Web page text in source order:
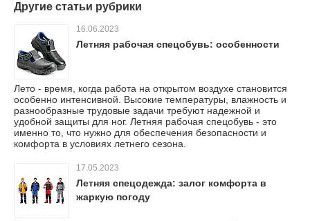
Другие статьи рубрики
16.06.2023
Летняя рабочая спецобувь: особенности
Лето - время, когда работа на открытом воздухе становится
особенно интенсивной. Высокие температуры, влажность и
разнообразные трудовые задачи требуют надежной и
удобной защиты для ног. Летняя рабочая спецобувь - это
именно то, что нужно для обеспечения безопасности и
комфорта в условиях летнего сезона.
17.05.2023
Летняя спецодежда: залог комфорта в
жаркую погоду